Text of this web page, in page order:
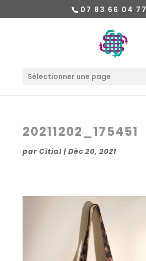
07 83 66 04 77
Sélectionner une page
20211202_175451
par Citial| Déc 20, 2021